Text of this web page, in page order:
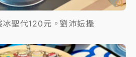
冰聖代120元。劉沛妘攝